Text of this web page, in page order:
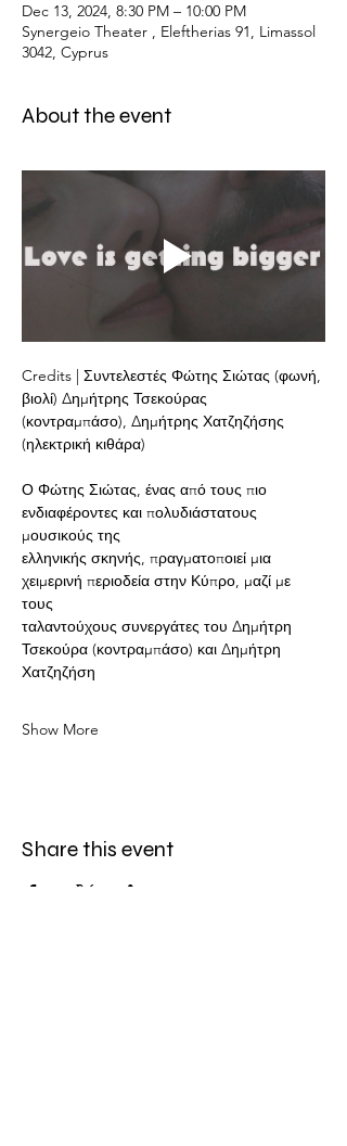
Dec 13, 2024, 8:30 PM – 10:00 PM
Synergeio Theater , Eleftherias 91, Limassol
3042, Cyprus
About the event
Credits | Συντελεστές Φώτης Σιώτας (φωνή,
βιολί) Δημήτρης Τσεκούρας
(κοντραμπάσο), Δημήτρης Χατζηζήσης
(ηλεκτρική κιθάρα)
Ο Φώτης Σιώτας, ένας από τους πιο
ενδιαφέροντες και πολυδιάστατους
μουσικούς της
ελληνικής σκηνής, πραγματοποιεί μια
χειμερινή περιοδεία στην Κύπρο, μαζί με
τους
ταλαντούχους συνεργάτες του Δημήτρη
Τσεκούρα (κοντραμπάσο) και Δημήτρη
Χατζηζήση
Show More
Share this event